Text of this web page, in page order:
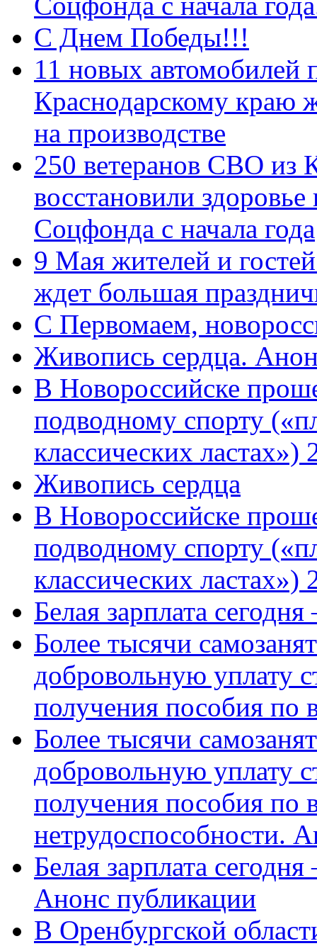
С Днем Победы!!!
11 новых автомобилей
Краснодарскому краю
на производстве
250 ветеранов СВО из
восстановили
Соцфонда с начала года
9 Мая жителей и
ждет большая
C Первомаем,
Живопись сердца.
В Новороссийске
подводному спорту
классических
Живопись сердца
В Новороссийске
подводному спорту
классических ластах»)
Белая зарплата
Более тысячи
добровольную уплату
получения пособия по
Более тысячи
добровольную уплату
получения пособия по
нетрудоспособности.
Белая зарплата
Анонс публикации
В Оренбургской